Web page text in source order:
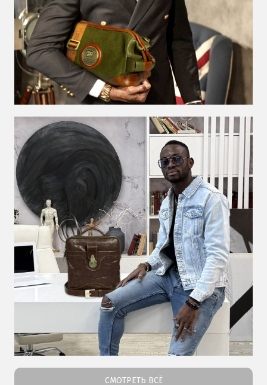
СМОТРЕТЬ ВСЁ